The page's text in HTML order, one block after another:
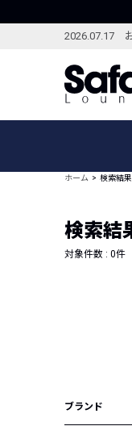
2026.07.17
ブランドから探
新着アイテム
編集部のおすす
ホーム 検索結果
検索結
対象件数 : 0件
ブランド